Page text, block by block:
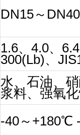
DN15～
1.6、4.0、
300(Lb)、
水、石油、
浆料、强氧
-40～+180℃